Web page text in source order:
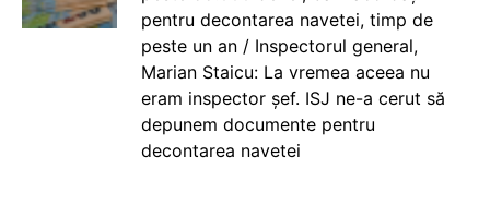
pentru decontarea navetei, timp de
peste un an / Inspectorul general,
Marian Staicu: La vremea aceea nu
eram inspector șef. ISJ ne-a cerut să
depunem documente pentru
decontarea navetei